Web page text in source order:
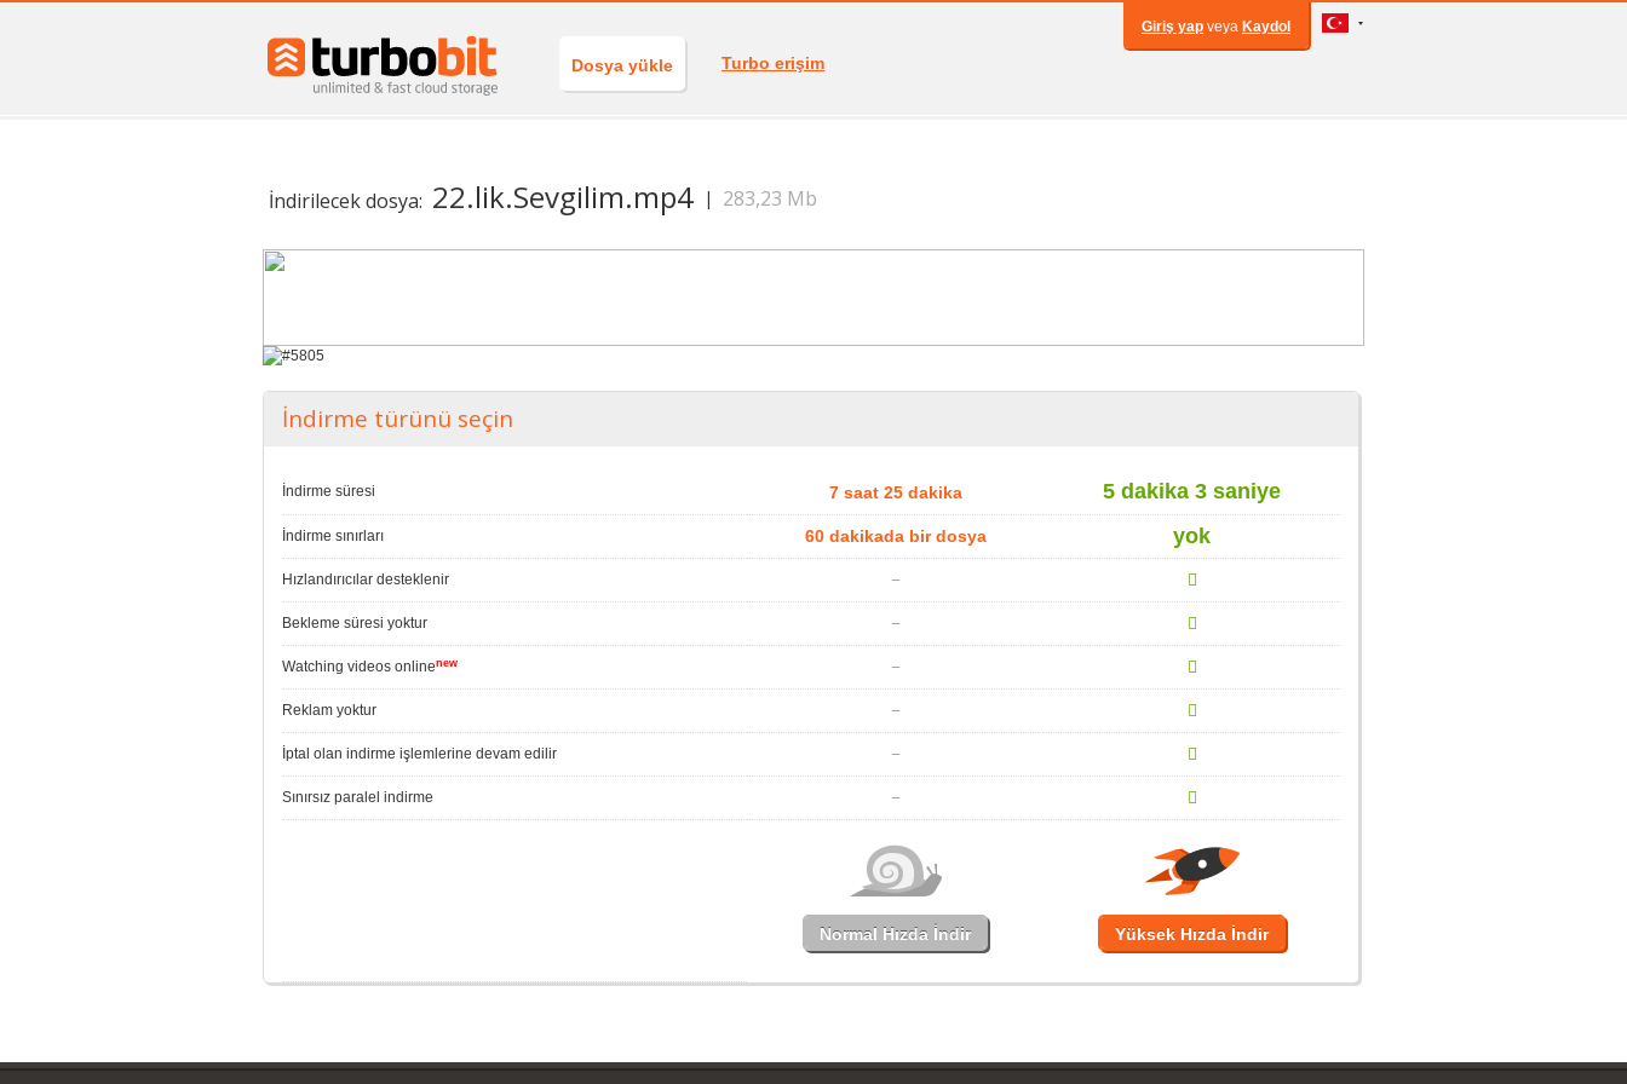
Giriş yap veya Kaydol
Dosya yükle Turbo erişim
İndirilecek dosya: 22.lik.Sevgilim.mp4 | 283,23 Mb
İndirme türünü seçin
İndirme süresi 7 saat 25 dakika 5 dakika 3 saniye
İndirme sınırları 60 dakikada bir dosya yok
Hızlandırıcılar desteklenir
Bekleme süresi yoktur
Watching videos onlinenew
Reklam yoktur
İptal olan indirme işlemlerine devam edilir
Sınırsız paralel indirme
Normal Hızda İndir Yüksek Hızda İndir